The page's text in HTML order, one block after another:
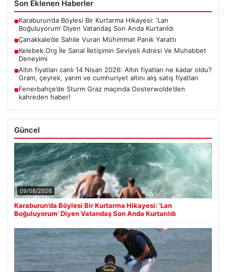
Son Eklenen Haberler
■Karaburun’da Böylesi Bir Kurtarma Hikayesi: ‘Lan
Boğuluyorum’ Diyen Vatandaş Son Anda Kurtarıldı
■Çanakkale’de Sahile Vuran Mühimmat Panik Yarattı
■Kelebek.Org İle Sanal İletişimin Seviyeli Adresi Ve Muhabbet
Deneyimi
■Altın fiyatları canlı 14 Nisan 2026: Altın fiyatları ne kadar oldu?
Gram, çeyrek, yarım ve cumhuriyet altını alış satış fiyatları
■Fenerbahçe’de Sturm Graz maçında Oosterwolde’den
kahreden haber!
Güncel
09/08/2026
Karaburun’da Böylesi Bir Kurtarma Hikayesi: ‘Lan
Boğuluyorum’ Diyen Vatandaş Son Anda Kurtarıldı